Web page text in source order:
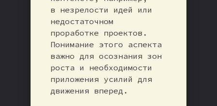
в незрелости идей или
недостаточном
проработке проектов.
Понимание этого аспекта
важно для осознания зон
роста и необходимости
приложения усилий для
движения вперед.